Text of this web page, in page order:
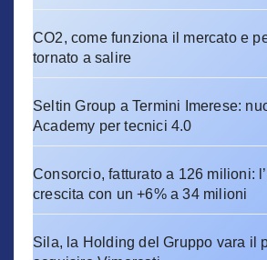
CO2, come funziona il mercato e
tornato a salire
Seltin Group a Termini Imerese:
Academy per tecnici 4.0
Consorcio, fatturato a 126 milioni:
crescita con un +6% a 34 milioni
Sila, la Holding del Gruppo vara il